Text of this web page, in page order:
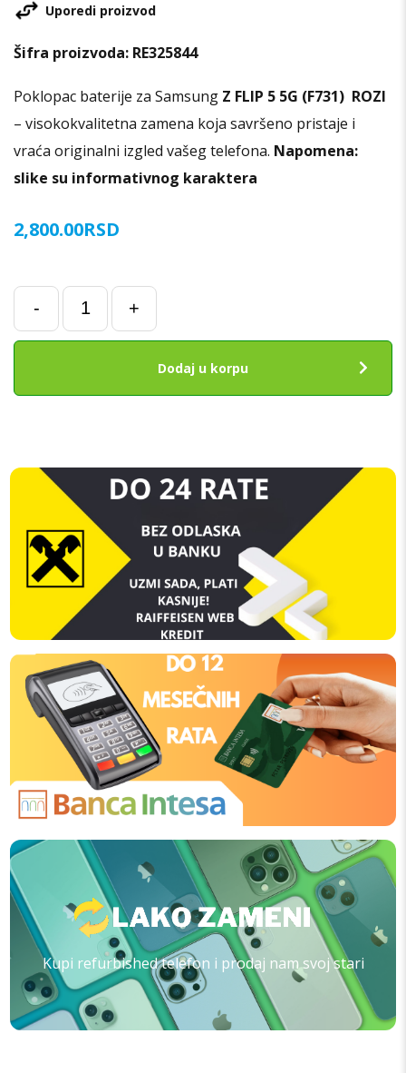
2,800.00RSD
Poklopac baterije za Samsung Z FLIP 5 5G (F731) ROZI
– visokokvalitetna zamena koja savršeno pristaje i
vraća originalni izgled vašeg telefona. Napomena:
slike su informativnog karaktera
-
Poklopac
baterije
za
ROZE
ORIGINAL
SH
količina
+
Dodaj u korpu
Uporedi proizvod
Šifra proizvoda: RE325844
Kupi refurbished telefon i prodaj nam svoj stari